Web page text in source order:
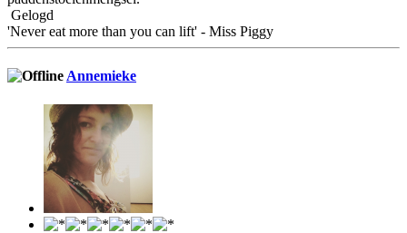
Gelogd
'Never eat more than you can lift' - Miss Piggy
Annemieke